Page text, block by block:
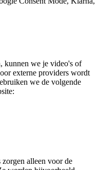
kunnen we je video's of
externe providers wordt
we de volgende
alleen voor de